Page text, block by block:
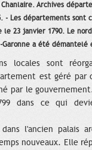
Archives
- Les départements sont
le 23 janvier 1790. Le
Garonne a été démantelé
locales sont
est géré par
par le
dans ce qui
l'ancien palais
nouveaux. Elle